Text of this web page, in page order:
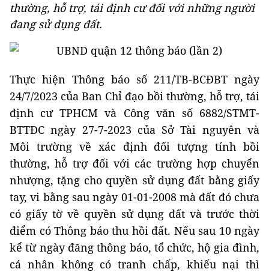
thường, hỗ trợ, tái định cư đối với những người
đang sử dụng đất.
Thực hiện Thông báo số 211/TB-BCĐBT ngày
24/7/2023 của Ban Chỉ đạo bồi thường, hỗ trợ, tái
định cư TPHCM và Công văn số 6882/STMT-
BTTĐC ngày 27-7-2023 của Sở Tài nguyên và
Môi trường về xác định đối tượng tính bồi
thường, hỗ trợ đối với các trường hợp chuyển
nhượng, tặng cho quyền sử dụng đất bằng giấy
tay, vi bằng sau ngày 01-01-2008 mà đất đó chưa
có giấy tờ về quyền sử dụng đất và trước thời
điểm có Thông báo thu hồi đất. Nếu sau 10 ngày
kể từ ngày đăng thông báo, tổ chức, hộ gia đình,
cá nhân không có tranh chấp, khiếu nại thì